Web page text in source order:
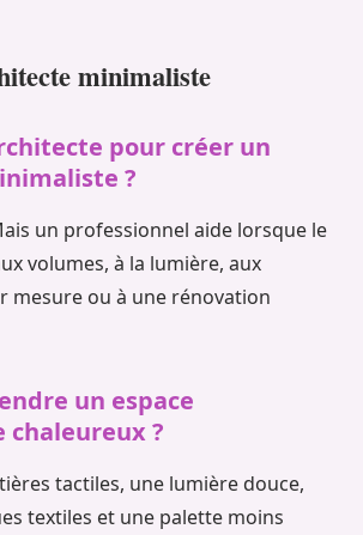
minimaliste
pour créer un
?
un professionnel aide lorsque le
volumes, à la lumière, aux
mesure ou à une rénovation
un espace
?
tactiles, une lumière douce,
textiles et une palette moins